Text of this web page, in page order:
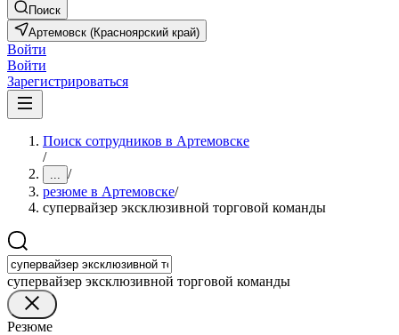
Поиск
Артемовск (Красноярский край)
Войти
Войти
Зарегистрироваться
Поиск сотрудников в Артемовске
/
... /
резюме в Артемовске/
супервайзер эксклюзивной торговой команды
супервайзер эксклюзивной торговой команды
Резюме